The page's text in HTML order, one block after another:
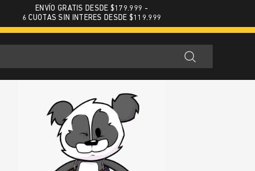
ENVÍO GRATIS DESDE $179.999 -
6 CUOTAS SIN INTERES DESDE $119.999